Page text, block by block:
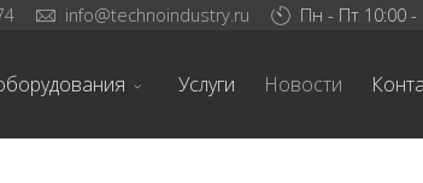
info@technoindustry.ru Пн - Пт 10:00 -
Услуги Новости